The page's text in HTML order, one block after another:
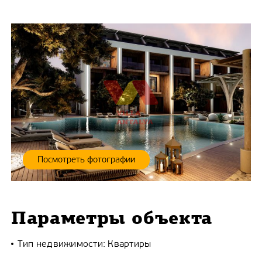
Посмотреть фотографии
Параметры объекта
Тип недвижимости: Квартиры